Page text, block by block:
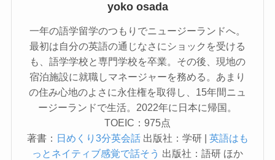
yoko osada
一年の語学留学のつもりでニュージーランドへ。
最初は自分の英語の通じなさにショックを受ける
も、語学学校と専門学校を卒業。その後、現地の
宿泊施設に就職しマネージャーを務める。あまり
の住み心地のよさに永住権を取得し、15年間ニュ
ージーランドで生活。2022年に日本に帰国。
TOEIC：975点
著書： 日めくり3分英会話出版社：学研 | 英語はも
っとネイティブ感覚で話そう 出版社：語研 ほか